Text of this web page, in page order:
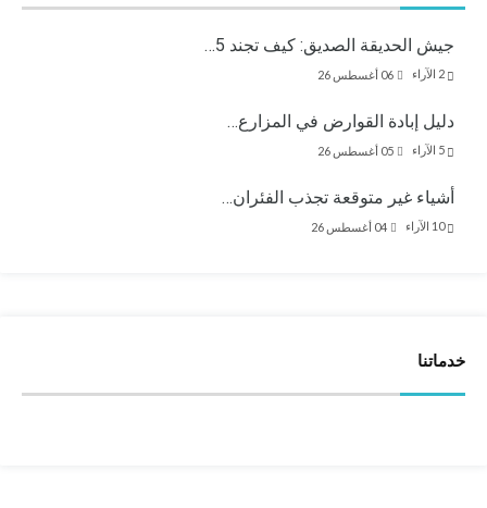
جيش الحديقة الصديق: كيف تجند 5…
06 أغسطس 26 الآراء
دليل إبادة القوارض في المزارع…
05 أغسطس 26 الآراء
أشياء غير متوقعة تجذب الفئران…
04 أغسطس 26 10 الآراء
خدماتنا